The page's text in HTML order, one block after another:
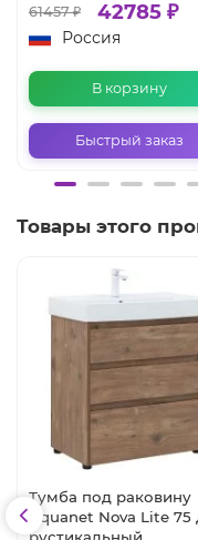
61457 ₽ 42785 ₽
Россия
В корзину
Быстрый заказ
Товары этого
Тумба под раковину
Aquanet Nova Lite
рустикальный